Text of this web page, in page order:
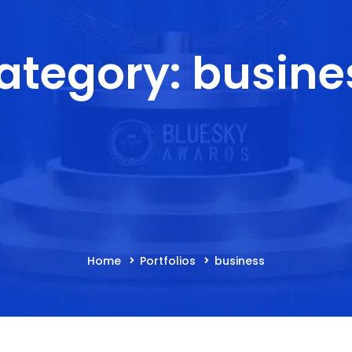
Home Portfolios business